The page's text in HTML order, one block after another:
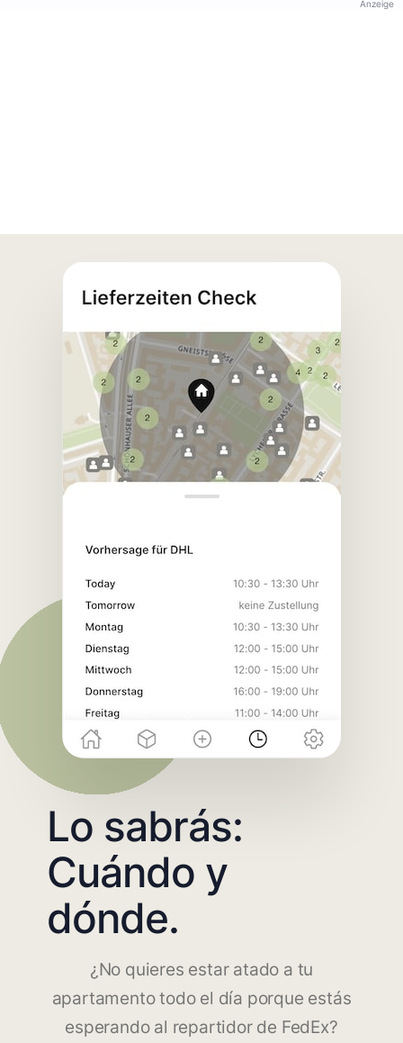
Anzeige
Lo sabrás:
Cuándo y
dónde.
¿No quieres estar atado a tu
apartamento todo el día porque estás
esperando al repartidor de FedEx?